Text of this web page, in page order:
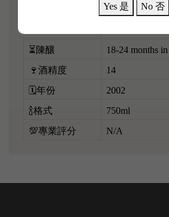
Yes 是 No 否
Saint-Émilion,
⏳陳釀 18-24 months
🍷酒精度 14
🗓️年份 2002
🍾格式 750ml
💯專業評分 N/A